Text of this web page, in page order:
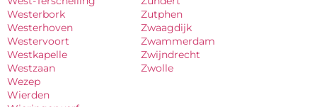
Westerbork
Westerhoven
Westervoort
Westkapelle
Westzaan
Wezep
Wierden
Zutphen
Zwaagdijk
Zwammerdam
Zwijndrecht
Zwolle